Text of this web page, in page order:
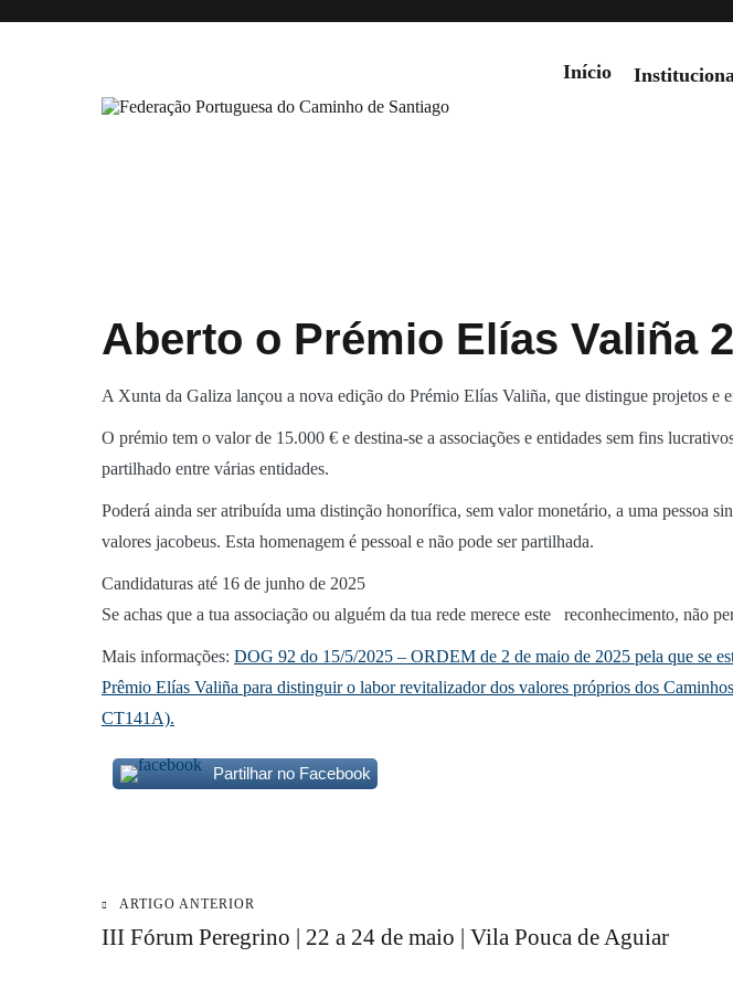
para
Início
Início Institucional Associados Certificação Projetos Produtos Oficiais
Aberto o Prémio Elías Valiña
A Xunta da Galiza lançou a nova edição do Prémio Elías Valiña, que distingue projetos e
O prémio tem o valor de 15.000 € e destina-se a associações e entidades sem fins
partilhado entre várias entidades.
Poderá ainda ser atribuída uma distinção honorífica, sem valor monetário, a uma pessoa
valores jacobeus. Esta homenagem é pessoal e não pode ser partilhada.
Candidaturas até 16 de junho de 2025
Se achas que a tua associação ou alguém da tua rede merece este reconhecimento, não
Mais informações: DOG 92 do 15/5/2025 – ORDEM de 2 de maio de 2025 pela que se
Prêmio Elías Valiña para distinguir o labor revitalizador dos valores próprios dos
CT141A).
Partilhar no Facebook
Navegação
ARTIGO ANTERIOR
III Fórum Peregrino | 22 a 24 de maio | Vila Pouca de Aguiar